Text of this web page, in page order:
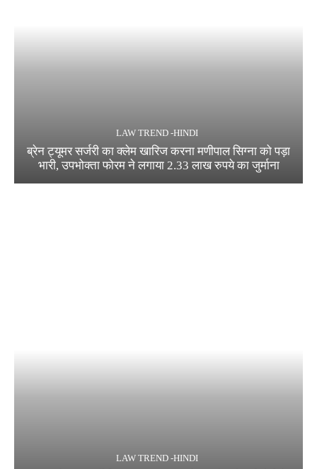
LAW TREND -HINDI
ब्रेन ट्यूमर सर्जरी का क्लेम खारिज करना मणीपाल सिग्ना को पड़ा
भारी, उपभोक्ता फोरम ने लगाया 2.33 लाख रुपये का जुर्माना
LAW TREND -HINDI